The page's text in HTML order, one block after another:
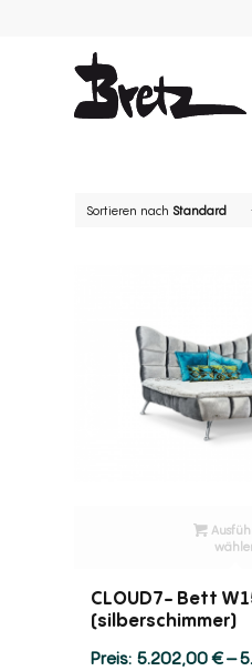
Sortieren nach Standard
CLOUD7- Bett
(silberschimmer)
5.202,00€–